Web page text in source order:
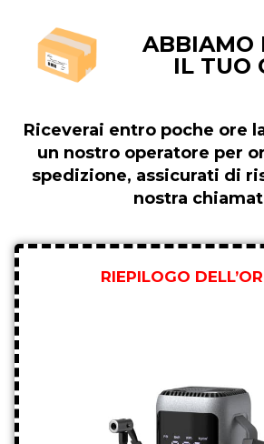
ABBIAMO
IL TUO
Riceverai entro poche ore
un nostro operatore per
spedizione, assicurati di
nostra
RIEPILOGO